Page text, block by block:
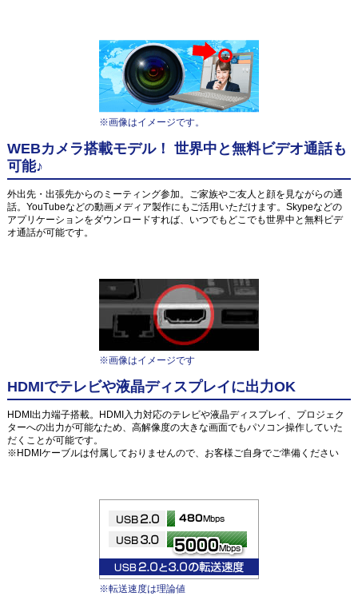
※画像はイメージです。
WEBカメラ搭載モデル！ 世界中と無料ビデオ通話も
可能♪
外出先・出張先からのミーティング参加。ご家族やご友人と顔を見ながらの通
話。YouTubeなどの動画メディア製作にもご活用いただけます。Skypeなどの
アプリケーションをダウンロードすれば、いつでもどこでも世界中と無料ビデ
オ通話が可能です。
※画像はイメージです
HDMIでテレビや液晶ディスプレイに出力OK
HDMI出力端子搭載。HDMI入力対応のテレビや液晶ディスプレイ、プロジェク
ターへの出力が可能なため、高解像度の大きな画面でもパソコン操作していた
だくことが可能です。
※HDMIケーブルは付属しておりませんので、お客様ご自身でご準備ください
※転送速度は理論値